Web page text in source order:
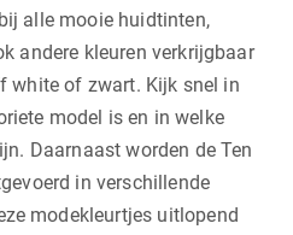
alle mooie huidtinten,
andere kleuren verkrijgbaar
white of zwart. Kijk snel in
model is en in welke
Daarnaast worden de Ten
in verschillende
modekleurtjes uitlopend